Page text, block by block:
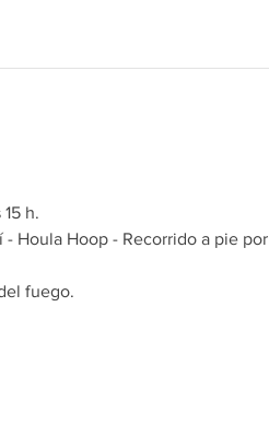
h.
Houla Hoop - Recorrido a pie por
fuego.